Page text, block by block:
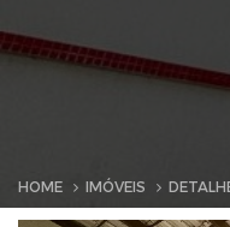
HOME IMÓVEIS